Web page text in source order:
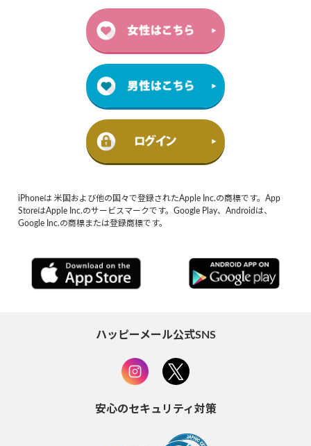
iPhoneは 米国および他の国々で登録されたApple Inc.の商標です。App
StoreはApple Inc.のサービスマークです。Google Play、Androidは、
Google Inc.の商標または登録商標です。
ハッピーメール公式SNS
安心のセキュリティ対策